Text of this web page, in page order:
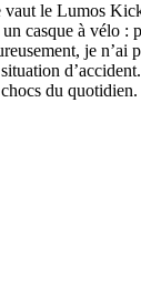
vaut le Lumos
casque à vélo :
je n’ai
du quotidien.